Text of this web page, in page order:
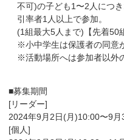
不可)の子ども1〜2人につ
引率者1人以上で参加。
(1組最大5人まで)【先着50
※小中学生は保護者の同意
※活動場所へは参加者以外
■募集期間
[リーダー]
2024年9月2日(月)10:00〜9月
[個人]